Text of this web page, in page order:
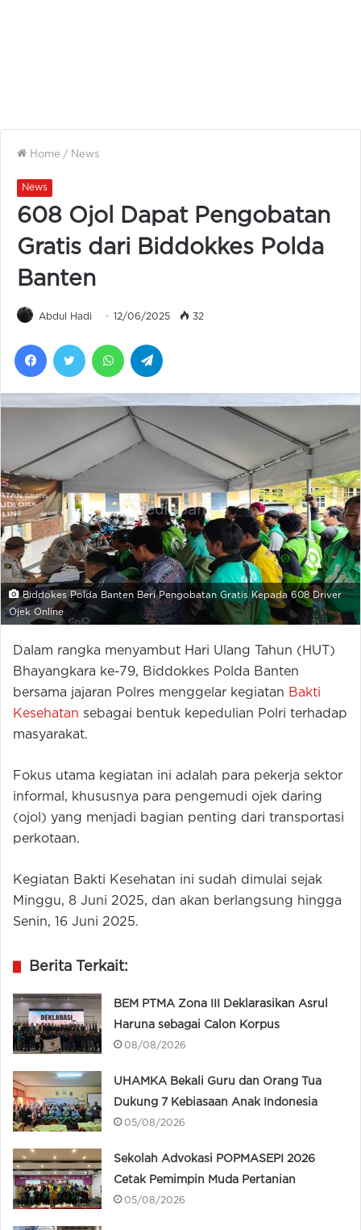
Home / News
News
608 Ojol Dapat Pengobatan
Gratis dari Biddokkes Polda
Banten
Abdul Hadi 12/06/2025 32
FacebookTwitter WhatsApp
Biddokes Polda Banten Beri Pengobatan Gratis Kepada 608 Driver
Ojek Online
Dalam rangka menyambut Hari Ulang Tahun (HUT)
Bhayangkara ke-79, Biddokkes Polda Banten
bersama jajaran Polres menggelar kegiatan Bakti
Kesehatan sebagai bentuk kepedulian Polri terhadap
masyarakat.
Fokus utama kegiatan ini adalah para pekerja sektor
informal, khususnya para pengemudi ojek daring
(ojol) yang menjadi bagian penting dari transportasi
perkotaan.
Kegiatan Bakti Kesehatan ini sudah dimulai sejak
Minggu, 8 Juni 2025, dan akan berlangsung hingga
Senin, 16 Juni 2025.
Berita Terkait:
BEM PTMA Zona III Deklarasikan Asrul
Haruna sebagai Calon Korpus
08/08/2026
UHAMKA Bekali Guru dan Orang Tua
Dukung 7 Kebiasaan Anak Indonesia
05/08/2026
Sekolah Advokasi POPMASEPI 2026
Cetak Pemimpin Muda Pertanian
05/08/2026